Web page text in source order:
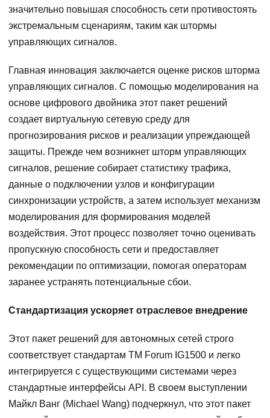
значительно повышая способность сети противостоять
экстремальным сценариям, таким как штормы
управляющих сигналов.
Главная инновация заключается оценке рисков шторма
управляющих сигналов. С помощью моделирования на
основе цифрового двойника этот пакет решений
создает виртуальную сетевую среду для
прогнозирования рисков и реализации упреждающей
защиты. Прежде чем возникнет шторм управляющих
сигналов, решение собирает статистику трафика,
данные о подключении узлов и конфигурации
синхронизации устройств, а затем использует механизм
моделирования для формирования моделей
воздействия. Этот процесс позволяет точно оценивать
пропускную способность сети и предоставляет
рекомендации по оптимизации, помогая операторам
заранее устранять потенциальные сбои.
Стандартизация ускоряет отраслевое внедрение
Этот пакет решений для автономных сетей строго
соответствует стандартам TM Forum IG1500 и легко
интегрируется с существующими системами через
стандартные интерфейсы API. В своем выступлении
Майкл Ванг (Michael Wang) подчеркнул, что этот пакет